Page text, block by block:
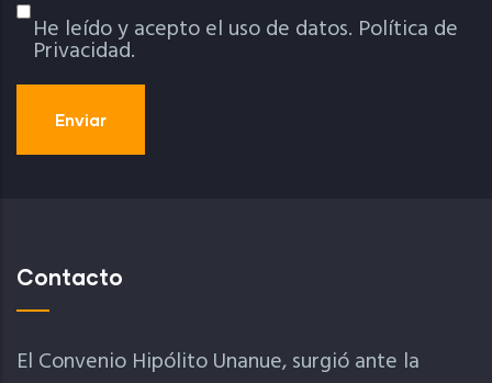
Política De Privacidad
He leído y acepto el uso de datos. Política de
Privacidad.
Contacto
El Convenio Hipólito Unanue, surgió ante la